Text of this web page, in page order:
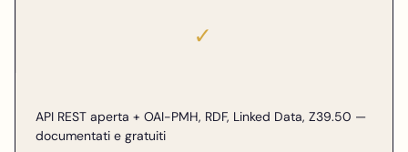
✓
API REST aperta + OAI-PMH, RDF, Linked Data, Z39.50 —
documentati e gratuiti